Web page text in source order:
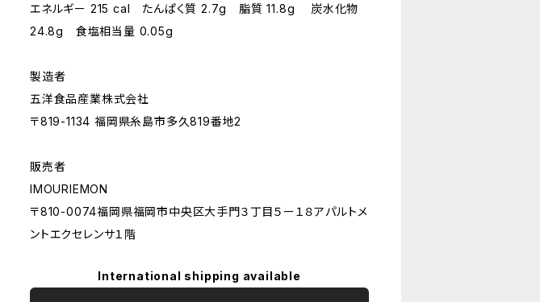
エネルギー 215 cal たんぱく質 2.7g 脂質 11.8g 炭水化物
24.8g 食塩相当量 0.05g
製造者
五洋食品産業株式会社
〒819-1134 福岡県糸島市多久819番地2
販売者
IMOURIEMON
〒810-0074福岡県福岡市中央区大手門３丁目５ー１８アパルトメ
ントエクセレンサ１階
International shipping available